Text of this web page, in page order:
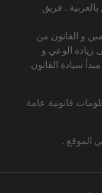
. فريق
و القانون من
زيادة الوعي و
سيادة القانون
قانونية عامة
الموقع .